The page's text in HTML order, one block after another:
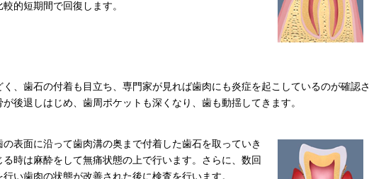
的短期間で回復します。
く、歯石の付着も目立ち、専門家が見れば歯肉にも炎症を起こしているのが確認さ
後退しはじめ、歯周ポケットも深くなり、歯も動揺してきます。
の表面に沿って歯肉溝の奥まで付着した歯石を取っていき
る時は麻酔をして無痛状態の上で行います。さらに、数回
い歯肉の状態が改善された後に検査を行います。